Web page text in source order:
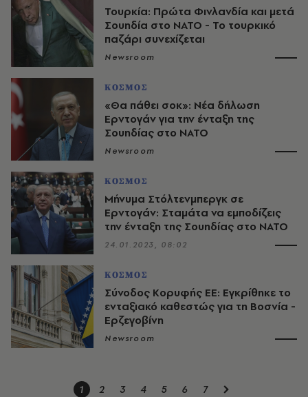
Τουρκία: Πρώτα Φινλανδία και μετά
Σουηδία στο ΝΑΤΟ - Το τουρκικό
παζάρι συνεχίζεται
Newsroom
ΚΟΣΜΟΣ
«Θα πάθει σοκ»: Νέα δήλωση
Ερντογάν για την ένταξη της
Σουηδίας στο ΝΑΤΟ
Newsroom
ΚΟΣΜΟΣ
Μήνυμα Στόλτενμπεργκ σε
Ερντογάν: Σταμάτα να εμποδίζεις
την ένταξη της Σουηδίας στο ΝΑΤΟ
24.01.2023, 08:02
ΚΟΣΜΟΣ
Σύνοδος Κορυφής ΕΕ: Εγκρίθηκε το
ενταξιακό καθεστώς για τη Βοσνία -
Ερζεγοβίνη
Newsroom
1 2 3 4 5 6 7